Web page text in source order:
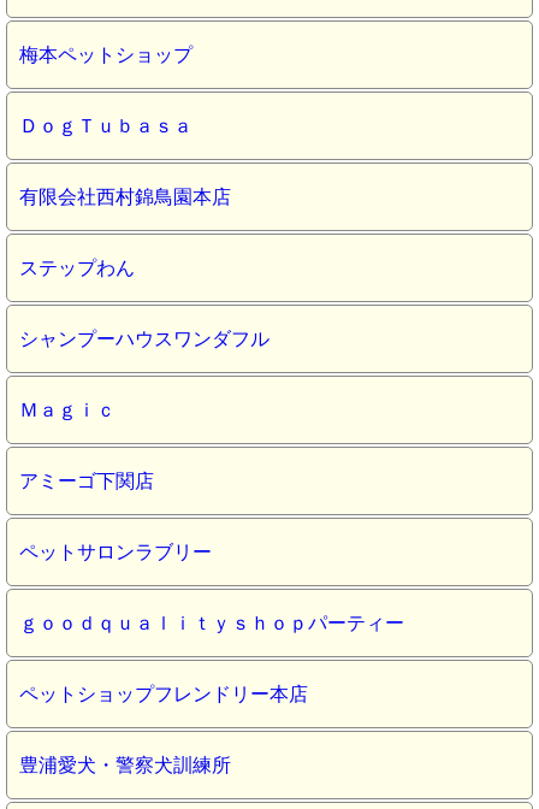
梅本ペットショップ
ＤｏｇＴｕｂａｓａ
有限会社西村錦鳥園本店
ステップわん
シャンプーハウスワンダフル
Ｍａｇｉｃ
アミーゴ下関店
ペットサロンラブリー
ｇｏｏｄｑｕａｌｉｔｙｓｈｏｐパーティー
ペットショップフレンドリー本店
豊浦愛犬・警察犬訓練所